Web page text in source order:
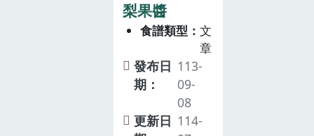
梨果醬
食譜類型
文
章
發布日
期：
113-
09-
08
更新日 114-